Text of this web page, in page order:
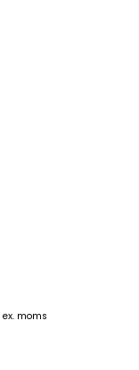
Prisinterval:
ex. moms